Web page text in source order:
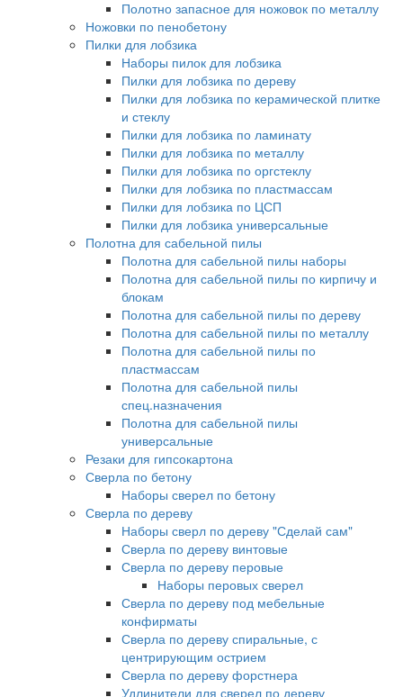
Полотно запасное для ножовок по металлу
Ножовки по пенобетону
Пилки для лобзика
Наборы пилок для лобзика
Пилки для лобзика по дереву
Пилки для лобзика по керамической плитке
и стеклу
Пилки для лобзика по ламинату
Пилки для лобзика по металлу
Пилки для лобзика по оргстеклу
Пилки для лобзика по пластмассам
Пилки для лобзика по ЦСП
Пилки для лобзика универсальные
Полотна для сабельной пилы
Полотна для сабельной пилы наборы
Полотна для сабельной пилы по кирпичу и
блокам
Полотна для сабельной пилы по дереву
Полотна для сабельной пилы по металлу
Полотна для сабельной пилы по
пластмассам
Полотна для сабельной пилы
спец.назначения
Полотна для сабельной пилы
универсальные
Резаки для гипсокартона
Сверла по бетону
Наборы сверел по бетону
Сверла по дереву
Наборы сверл по дереву "Сделай сам"
Сверла по дереву винтовые
Сверла по дереву перовые
Наборы перовых сверел
Сверла по дереву под мебельные
конфирматы
Сверла по дереву спиральные, с
центрирующим острием
Сверла по дереву форстнера
Удлинители для сверел по дереву